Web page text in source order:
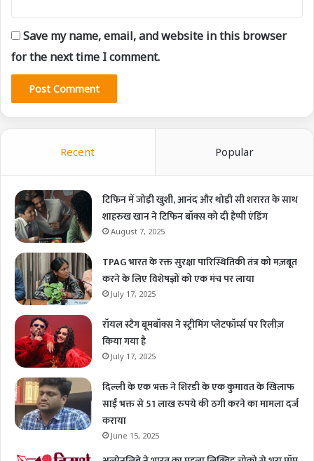
Save my name, email, and website in this browser
for the next time I comment.
Recent Popular
टिफिन में जोड़ी खुशी, आनंद और थोड़ी सी शरारत के साथ
शाहरुख खान ने टिफिन बॉक्स को दी हैप्पी एंडिंग
August 7, 2025
TPAG भारत के रक्त सुरक्षा पारिस्थितिकी तंत्र को मज़बूत
करने के लिए विशेषज्ञों को एक मंच पर लाया
July 17, 2025
रॉयल स्टैग बूमबॉक्स ने स्ट्रीमिंग प्लेटफॉर्म्स पर रिलीज़
किया गया है
July 17, 2025
दिल्ली के एक भक्त ने शिरडी के एक कुमावत के खिलाफ
साईं भक्त से 51 लाख रुपये की ठगी करने का मामला दर्ज
कराया
June 15, 2025